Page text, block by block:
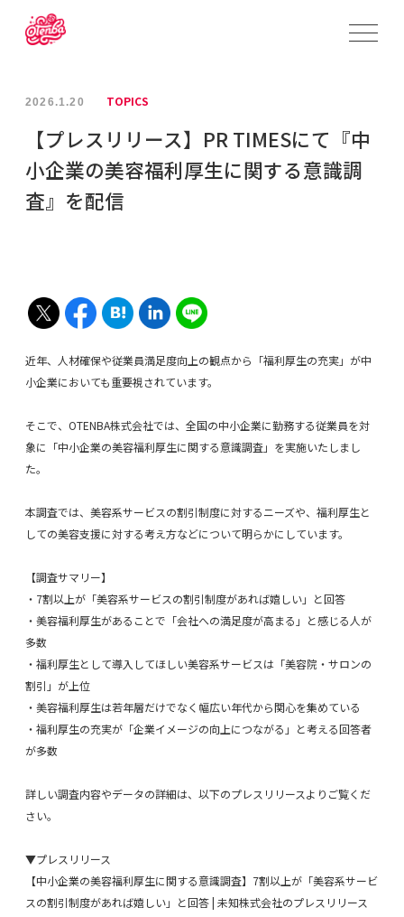
2026.1.20 TOPICS
【プレスリリース】PR TIMESにて『中
小企業の美容福利厚生に関する意識調
査』を配信
近年、人材確保や従業員満足度向上の観点から「福利厚生の充実」が中
小企業においても重要視されています。
そこで、OTENBA株式会社では、全国の中小企業に勤務する従業員を対
象に「中小企業の美容福利厚生に関する意識調査」を実施いたしまし
た。
本調査では、美容系サービスの割引制度に対するニーズや、福利厚生と
しての美容支援に対する考え方などについて明らかにしています。
【調査サマリー】
・7割以上が「美容系サービスの割引制度があれば嬉しい」と回答
・美容福利厚生があることで「会社への満足度が高まる」と感じる人が
多数
・福利厚生として導入してほしい美容系サービスは「美容院・サロンの
割引」が上位
・美容福利厚生は若年層だけでなく幅広い年代から関心を集めている
・福利厚生の充実が「企業イメージの向上につながる」と考える回答者
が多数
詳しい調査内容やデータの詳細は、以下のプレスリリースよりご覧くだ
さい。
▼プレスリリース
【中小企業の美容福利厚生に関する意識調査】7割以上が「美容系サービ
スの割引制度があれば嬉しい」と回答 | 未知株式会社のプレスリリース